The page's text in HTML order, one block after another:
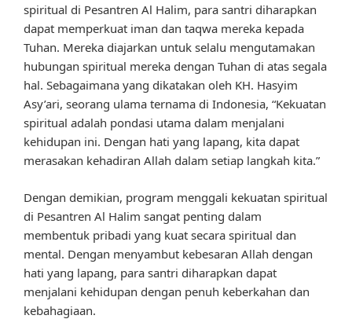
spiritual di Pesantren Al Halim, para santri diharapkan
dapat memperkuat iman dan taqwa mereka kepada
Tuhan. Mereka diajarkan untuk selalu mengutamakan
hubungan spiritual mereka dengan Tuhan di atas segala
hal. Sebagaimana yang dikatakan oleh KH. Hasyim
Asy’ari, seorang ulama ternama di Indonesia, “Kekuatan
spiritual adalah pondasi utama dalam menjalani
kehidupan ini. Dengan hati yang lapang, kita dapat
merasakan kehadiran Allah dalam setiap langkah kita.”
Dengan demikian, program menggali kekuatan spiritual
di Pesantren Al Halim sangat penting dalam
membentuk pribadi yang kuat secara spiritual dan
mental. Dengan menyambut kebesaran Allah dengan
hati yang lapang, para santri diharapkan dapat
menjalani kehidupan dengan penuh keberkahan dan
kebahagiaan.